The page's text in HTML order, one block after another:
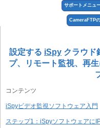
サポートメニュ
CameraFTP
設定する iSpy クラウド
プ、リモート監視、再
コンテンツ
iSpyビデオ監視ソフトウェア入門
ステップ1：iSpyソフトウェアに